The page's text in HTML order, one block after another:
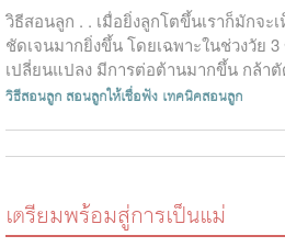
วิธีสอนลูก . . เมื่อยิ่งลูกโตขึ้นเราก็มักจ
ชัดเจนมากยิ่งขึ้น โดยเฉพาะในช่วงวัย
เปลี่ยนแปลง มีการต่อต้านมากขึ้น กล้า
ยิ่งล...
วิธีสอนลูก สอนลูกให้เชื่อฟัง เทคนิคสอนลูก
เตรียมพร้อมสู่การเป็นแม่